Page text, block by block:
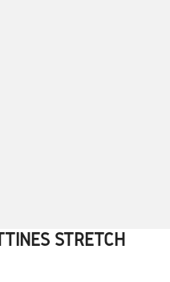
6 7 8 9 10
STRETCH